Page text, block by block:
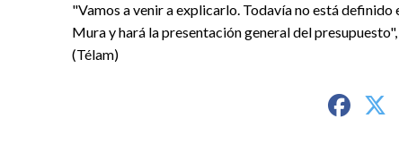
"Vamos a venir a explicarlo. Todavía no está
Mura y hará la presentación general del
(Télam)